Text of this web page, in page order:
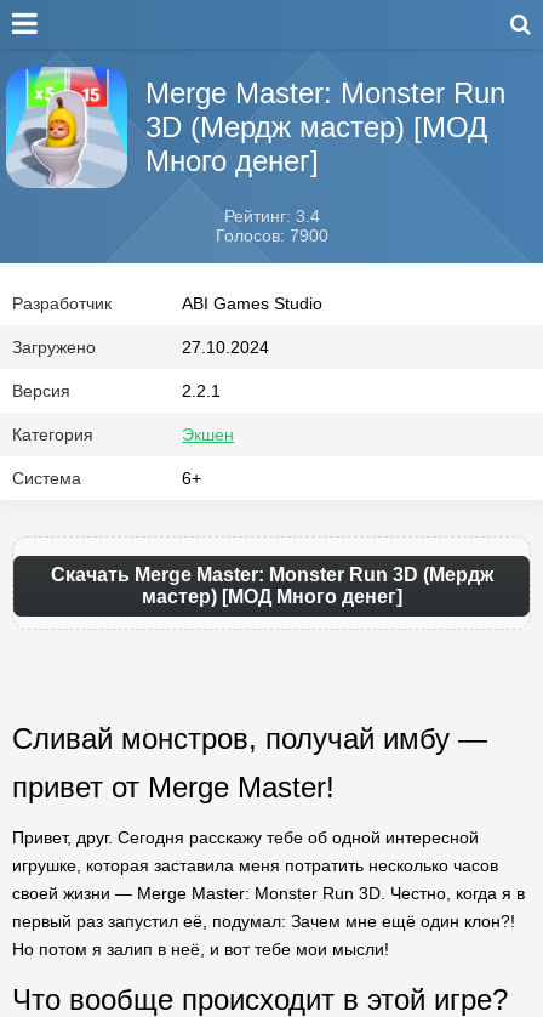
Merge Master: Monster Run
3D (Мердж мастер) [МОД
Много денег]
Рейтинг: 3.4
Голосов: 7900
Разработчик ABI Games Studio
Загружено 27.10.2024
Версия 2.2.1
Категория Экшен
Система 6+
Скачать Merge Master: Monster Run 3D (Мердж
мастер) [МОД Много денег]
Сливай монстров, получай имбу —
привет от Merge Master!
Привет, друг. Сегодня расскажу тебе об одной интересной
игрушке, которая заставила меня потратить несколько часов
своей жизни — Merge Master: Monster Run 3D. Честно, когда я в
первый раз запустил её, подумал: Зачем мне ещё один клон?!
Но потом я залип в неё, и вот тебе мои мысли!
Что вообще происходит в этой игре?